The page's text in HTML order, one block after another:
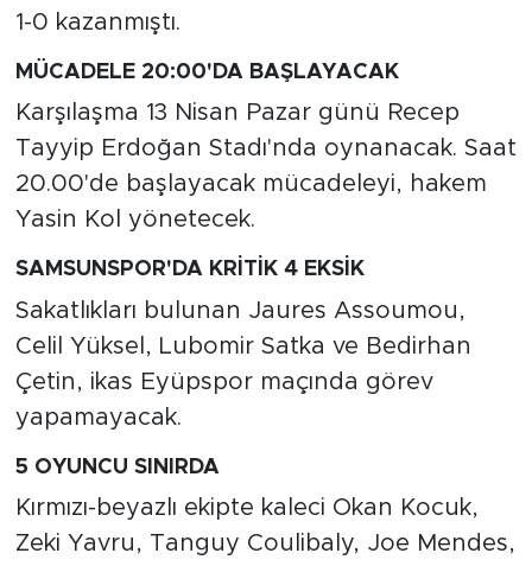
1-0 kazanmıştı.
MÜCADELE 20:00'DA BAŞLAYACAK
Karşılaşma 13 Nisan Pazar günü Recep
Tayyip Erdoğan Stadı'nda oynanacak. Saat
20.00'de başlayacak mücadeleyi, hakem
Yasin Kol yönetecek.
SAMSUNSPOR'DA KRİTİK 4 EKSİK
Sakatlıkları bulunan Jaures Assoumou,
Celil Yüksel, Lubomir Satka ve Bedirhan
Çetin, ikas Eyüpspor maçında görev
yapamayacak.
5 OYUNCU SINIRDA
Kırmızı-beyazlı ekipte kaleci Okan Kocuk,
Zeki Yavru, Tanguy Coulibaly, Joe Mendes,